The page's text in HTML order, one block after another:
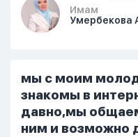
немного
не свободен для
только ночью,
Мы пытались
нельзя но он
Имам
Умербекова
мы с моим
знакомы в
давно,мы
ним и возможно